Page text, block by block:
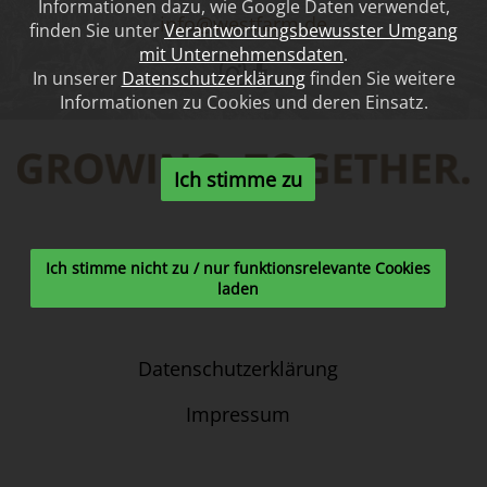
info@westfarm.de
Informationen dazu, wie Google Daten verwendet,
finden Sie unterVerantwortungsbewusster Umgang
mit Unternehmensdaten.
In unserer Datenschutzerklärungfinden Sie weitere
Informationen zu Cookies und deren Einsatz.
Ich stimme zu
Ich stimme nicht zu / nur funktionsrelevante Cookies
laden
Datenschutzerklärung
Impressum